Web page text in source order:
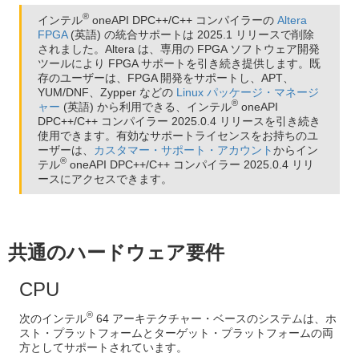
インテル® oneAPI DPC++/C++ コンパイラーの Altera
FPGA(英語) の統合サポートは 2025.1 リリースで削除
されました。Altera は、専用の FPGA ソフトウェア開発
ツールにより FPGA サポートを引き続き提供します。既
存のユーザーは、FPGA 開発をサポートし、APT、
YUM/DNF、Zypper などの Linux パッケージ・マネージ
ャー (英語) から利用できる、インテル® oneAPI
DPC++/C++ コンパイラー 2025.0.4 リリースを引き続き
使用できます。有効なサポートライセンスをお持ちのユ
ーザーは、 カスタマー・サポート・アカウントからイン
テル® oneAPI DPC++/C++ コンパイラー 2025.0.4 リリ
ースにアクセスできます。
共通のハードウェア要件
CPU
次のインテル® 64 アーキテクチャー・ベースのシステムは、ホ
スト・プラットフォームとターゲット・プラットフォームの両
方としてサポートされています。